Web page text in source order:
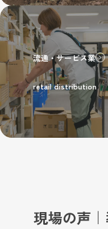
流通・サービス業
retail distribution
現場の声